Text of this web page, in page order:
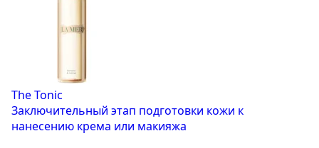
The Tonic
Заключительный этап подготовки кожи к
нанесению крема или макияжа